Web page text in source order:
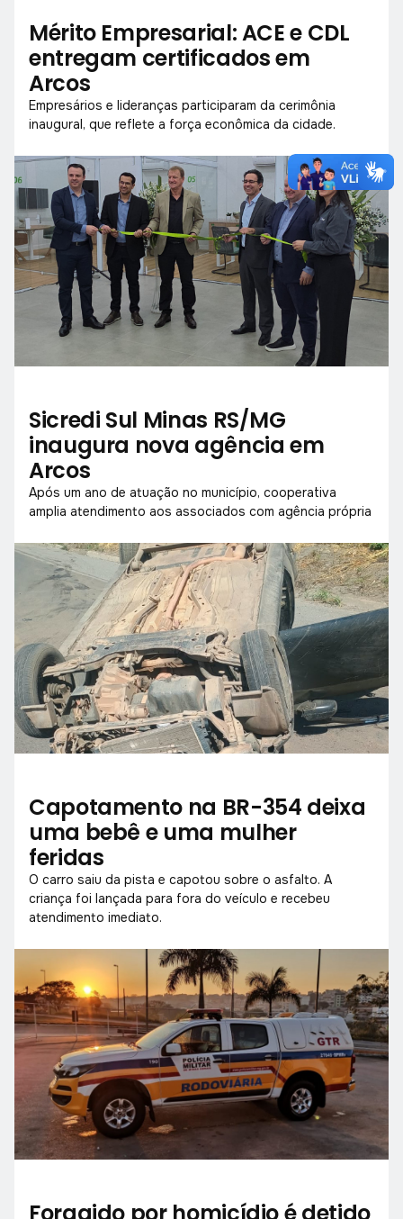
Mérito Empresarial: ACE e CDL
entregam certificados em
Arcos
Empresários e lideranças participaram da cerimônia
inaugural, que reflete a força econômica da cidade.
Sicredi Sul Minas RS/MG
inaugura nova agência em
Arcos
Após um ano de atuação no município, cooperativa
amplia atendimento aos associados com agência própria
Capotamento na BR-354 deixa
uma bebê e uma mulher
feridas
O carro saiu da pista e capotou sobre o asfalto. A
criança foi lançada para fora do veículo e recebeu
atendimento imediato.